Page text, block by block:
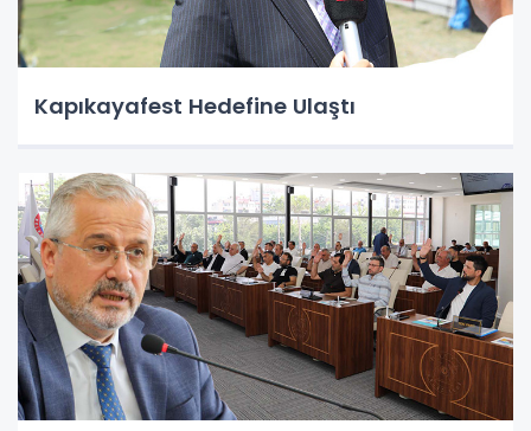
Kapıkayafest Hedefine Ulaştı